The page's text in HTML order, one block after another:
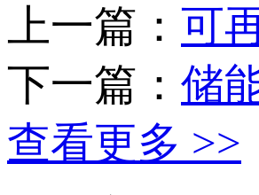
上一篇： 可
下一篇： 储
查看更多 >>